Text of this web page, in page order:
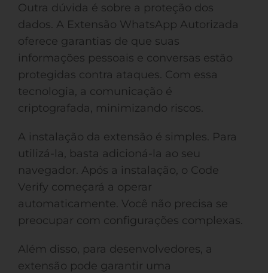
Outra dúvida é sobre a proteção dos
dados. A Extensão WhatsApp Autorizada
oferece garantias de que suas
informações pessoais e conversas estão
protegidas contra ataques. Com essa
tecnologia, a comunicação é
criptografada, minimizando riscos.
A instalação da extensão é simples. Para
utilizá-la, basta adicioná-la ao seu
navegador. Após a instalação, o Code
Verify começará a operar
automaticamente. Você não precisa se
preocupar com configurações complexas.
Além disso, para desenvolvedores, a
extensão pode garantir uma